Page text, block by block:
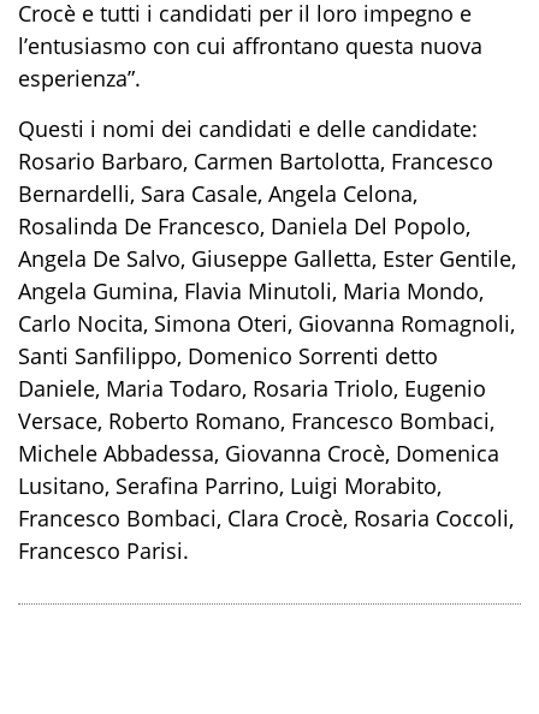
Crocè e tutti i candidati per il loro impegno e
l’entusiasmo con cui affrontano questa nuova
esperienza”.
Questi i nomi dei candidati e delle candidate:
Rosario Barbaro, Carmen Bartolotta, Francesco
Bernardelli, Sara Casale, Angela Celona,
Rosalinda De Francesco, Daniela Del Popolo,
Angela De Salvo, Giuseppe Galletta, Ester Gentile,
Angela Gumina, Flavia Minutoli, Maria Mondo,
Carlo Nocita, Simona Oteri, Giovanna Romagnoli,
Santi Sanfilippo, Domenico Sorrenti detto
Daniele, Maria Todaro, Rosaria Triolo, Eugenio
Versace, Roberto Romano, Francesco Bombaci,
Michele Abbadessa, Giovanna Crocè, Domenica
Lusitano, Serafina Parrino, Luigi Morabito,
Francesco Bombaci, Clara Crocè, Rosaria Coccoli,
Francesco Parisi.